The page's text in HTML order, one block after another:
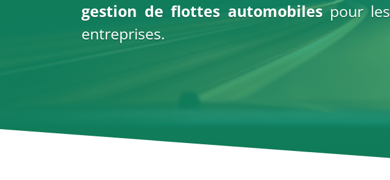
gestion de flottes automobilespour les
entreprises.